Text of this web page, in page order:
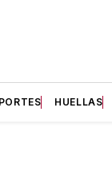
HUELLAS